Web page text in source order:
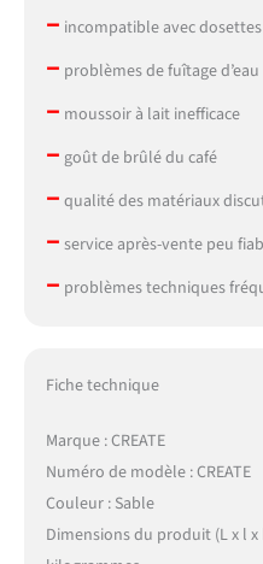
– incompatible avec dosettes
– problèmes de fuîtage d’eau
– moussoir à lait inefficace
– goût de brûlé du café
– qualité des matériaux
– service après-vente peu
– problèmes techniques
Fiche technique
Marque : CREATE
Numéro de modèle : CREATE
Couleur : Sable
Dimensions du produit (L x l x